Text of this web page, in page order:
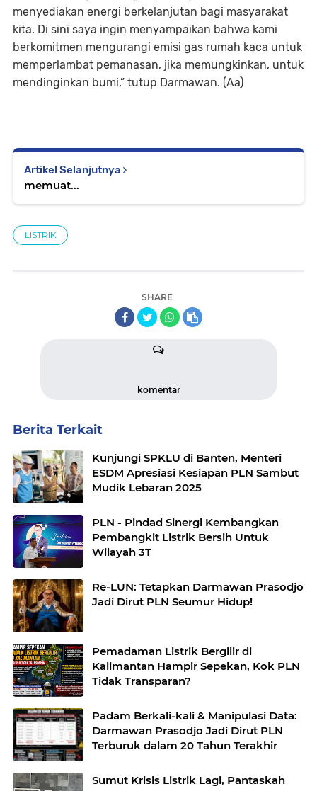
menyediakan energi berkelanjutan bagi masyarakat
kita. Di sini saya ingin menyampaikan bahwa kami
berkomitmen mengurangi emisi gas rumah kaca untuk
memperlambat pemanasan, jika memungkinkan, untuk
mendinginkan bumi,” tutup Darmawan. (Aa)
Artikel Selanjutnya
memuat...
LISTRIK
SHARE
komentar
Berita Terkait
Kunjungi SPKLU di Banten, Menteri
ESDM Apresiasi Kesiapan PLN Sambut
Mudik Lebaran 2025
PLN - Pindad Sinergi Kembangkan
Pembangkit Listrik Bersih Untuk
Wilayah 3T
Re-LUN: Tetapkan Darmawan Prasodjo
Jadi Dirut PLN Seumur Hidup!
Pemadaman Listrik Bergilir di
Kalimantan Hampir Sepekan, Kok PLN
Tidak Transparan?
Padam Berkali-kali & Manipulasi Data:
Darmawan Prasodjo Jadi Dirut PLN
Terburuk dalam 20 Tahun Terakhir
Sumut Krisis Listrik Lagi, Pantaskah